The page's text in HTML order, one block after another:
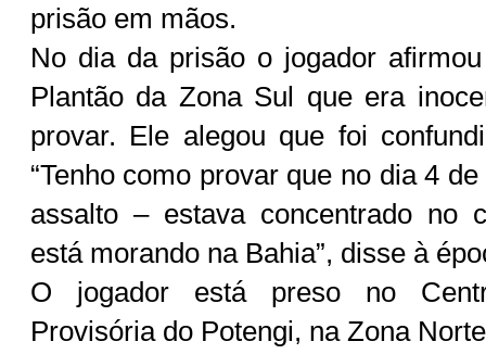
prisão em mãos.
No dia da prisão o jogador
Plantão da Zona Sul que era
provar. Ele alegou que foi
“Tenho como provar que no dia 4
assalto – estava concentrado no
está morando na Bahia”, disse à
O jogador está preso no
Provisória do Potengi, na Zona